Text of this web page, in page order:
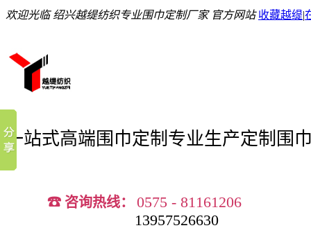
欢迎光临 绍兴越缇纺织专业围巾定制厂家 官方网站 收藏越缇|
一站式高端围巾定制 专业生产定制围
☎ 咨询热线：
0575 - 81161206
13957526630